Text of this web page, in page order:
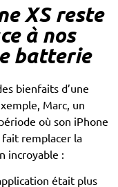
XS reste
à nos
batterie
bienfaits d’une
Marc, un
où son iPhone
remplacer la
incroyable :
était plus